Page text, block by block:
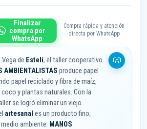
Finalizar
compra por
WhatsApp
Compra rápida y atención
directa por WhatsApp
Vega de Estelí, el taller cooperativo
AMBIENTALISTAS produce papel
papel reciclado y fibra de maíz,
coco y plantas naturales. Con la
se logró eliminar un viejo
artesanal es un producto fino,
ambiente. MANOS